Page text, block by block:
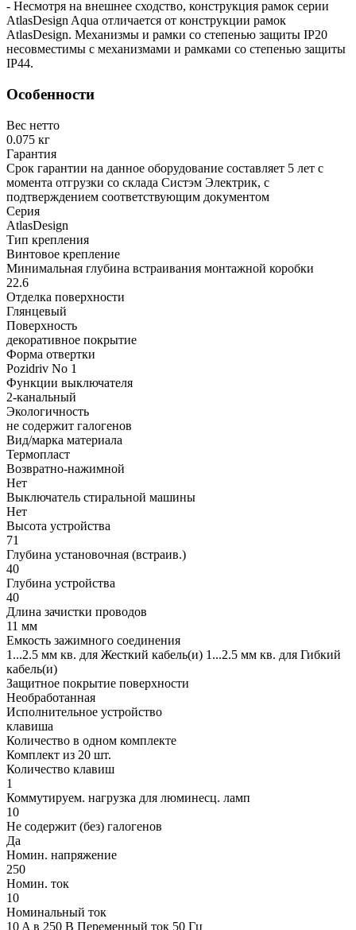
- Несмотря на внешнее сходство, конструкция рамок серии
AtlasDesign Aqua отличается от конструкции рамок
AtlasDesign. Механизмы и рамки со степенью защиты IP20
несовместимы с механизмами и рамками со степенью защиты
IP44.
Особенности
Вес нетто
0.075 кг
Гарантия
Срок гарантии на данное оборудование составляет 5 лет с
момента отгрузки со склада Систэм Электрик, с
подтверждением соответствующим документом
Серия
AtlasDesign
Тип крепления
Винтовое крепление
Минимальная глубина встраивания монтажной коробки
22.6
Отделка поверхности
Глянцевый
Поверхность
декоративное покрытие
Форма отвертки
Pozidriv No 1
Функции выключателя
2-канальный
Экологичность
не содержит галогенов
Вид/марка материала
Термопласт
Возвратно-нажимной
Нет
Выключатель стиральной машины
Нет
Высота устройства
71
Глубина установочная (встраив.)
40
Глубина устройства
40
Длина зачистки проводов
11 мм
Емкость зажимного соединения
1...2.5 мм кв. для Жесткий кабель(и) 1...2.5 мм кв. для Гибкий
кабель(и)
Защитное покрытие поверхности
Необработанная
Исполнительное устройство
клавиша
Количество в одном комплекте
Комплект из 20 шт.
Количество клавиш
1
Коммутируем. нагрузка для люминесц. ламп
10
Не содержит (без) галогенов
Да
Номин. напряжение
250
Номин. ток
10
Номинальный ток
10 A в 250 В Переменный ток 50 Гц